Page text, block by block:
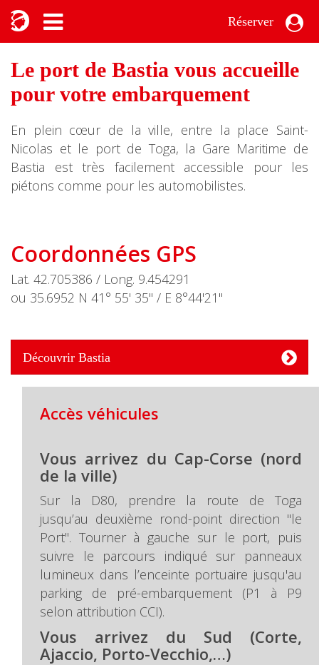
Réserver
Le port de Bastia vous accueille
pour votre embarquement
En plein cœur de la ville, entre la place Saint-
Nicolas et le port de Toga, la Gare Maritime de
Bastia est très facilement accessible pour les
piétons comme pour les automobilistes.
Coordonnées GPS
Lat. 42.705386 / Long. 9.454291
ou 35.6952 N 41° 55' 35'' / E 8°44'21''
Découvrir Bastia
Accès véhicules
Vous arrivez du Cap-Corse (nord
de la ville)
Sur la D80, prendre la route de Toga
jusqu’au deuxième rond-point direction "le
Port". Tourner à gauche sur le port, puis
suivre le parcours indiqué sur panneaux
lumineux dans l’enceinte portuaire jusqu'au
parking de pré-embarquement (P1 à P9
selon attribution CCI).
Vous arrivez du Sud (Corte,
Ajaccio, Porto-Vecchio,…)